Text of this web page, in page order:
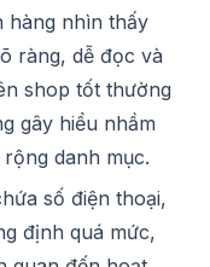
hàng nhìn thấy
ràng, dễ đọc và
shop tốt thường
gây hiểu nhầm
danh mục.
số điện thoại,
định quá mức,